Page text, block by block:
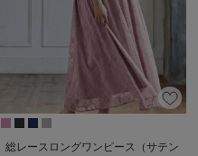
総レースロングワンピース（サテン